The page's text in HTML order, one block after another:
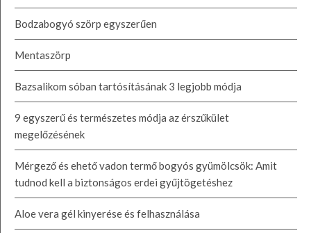
Bodzabogyó szörp egyszerűen
Mentaszörp
Bazsalikom sóban tartósításának 3 legjobb módja
9 egyszerű és természetes módja az érszűkület
megelőzésének
Mérgező és ehető vadon termő bogyós gyümölcsök: Amit
tudnod kell a biztonságos erdei gyűjtögetéshez
Aloe vera gél kinyerése és felhasználása